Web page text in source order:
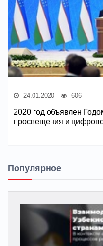
24.01.2020 606
2020 год объявлен
просвещения и
Популярное